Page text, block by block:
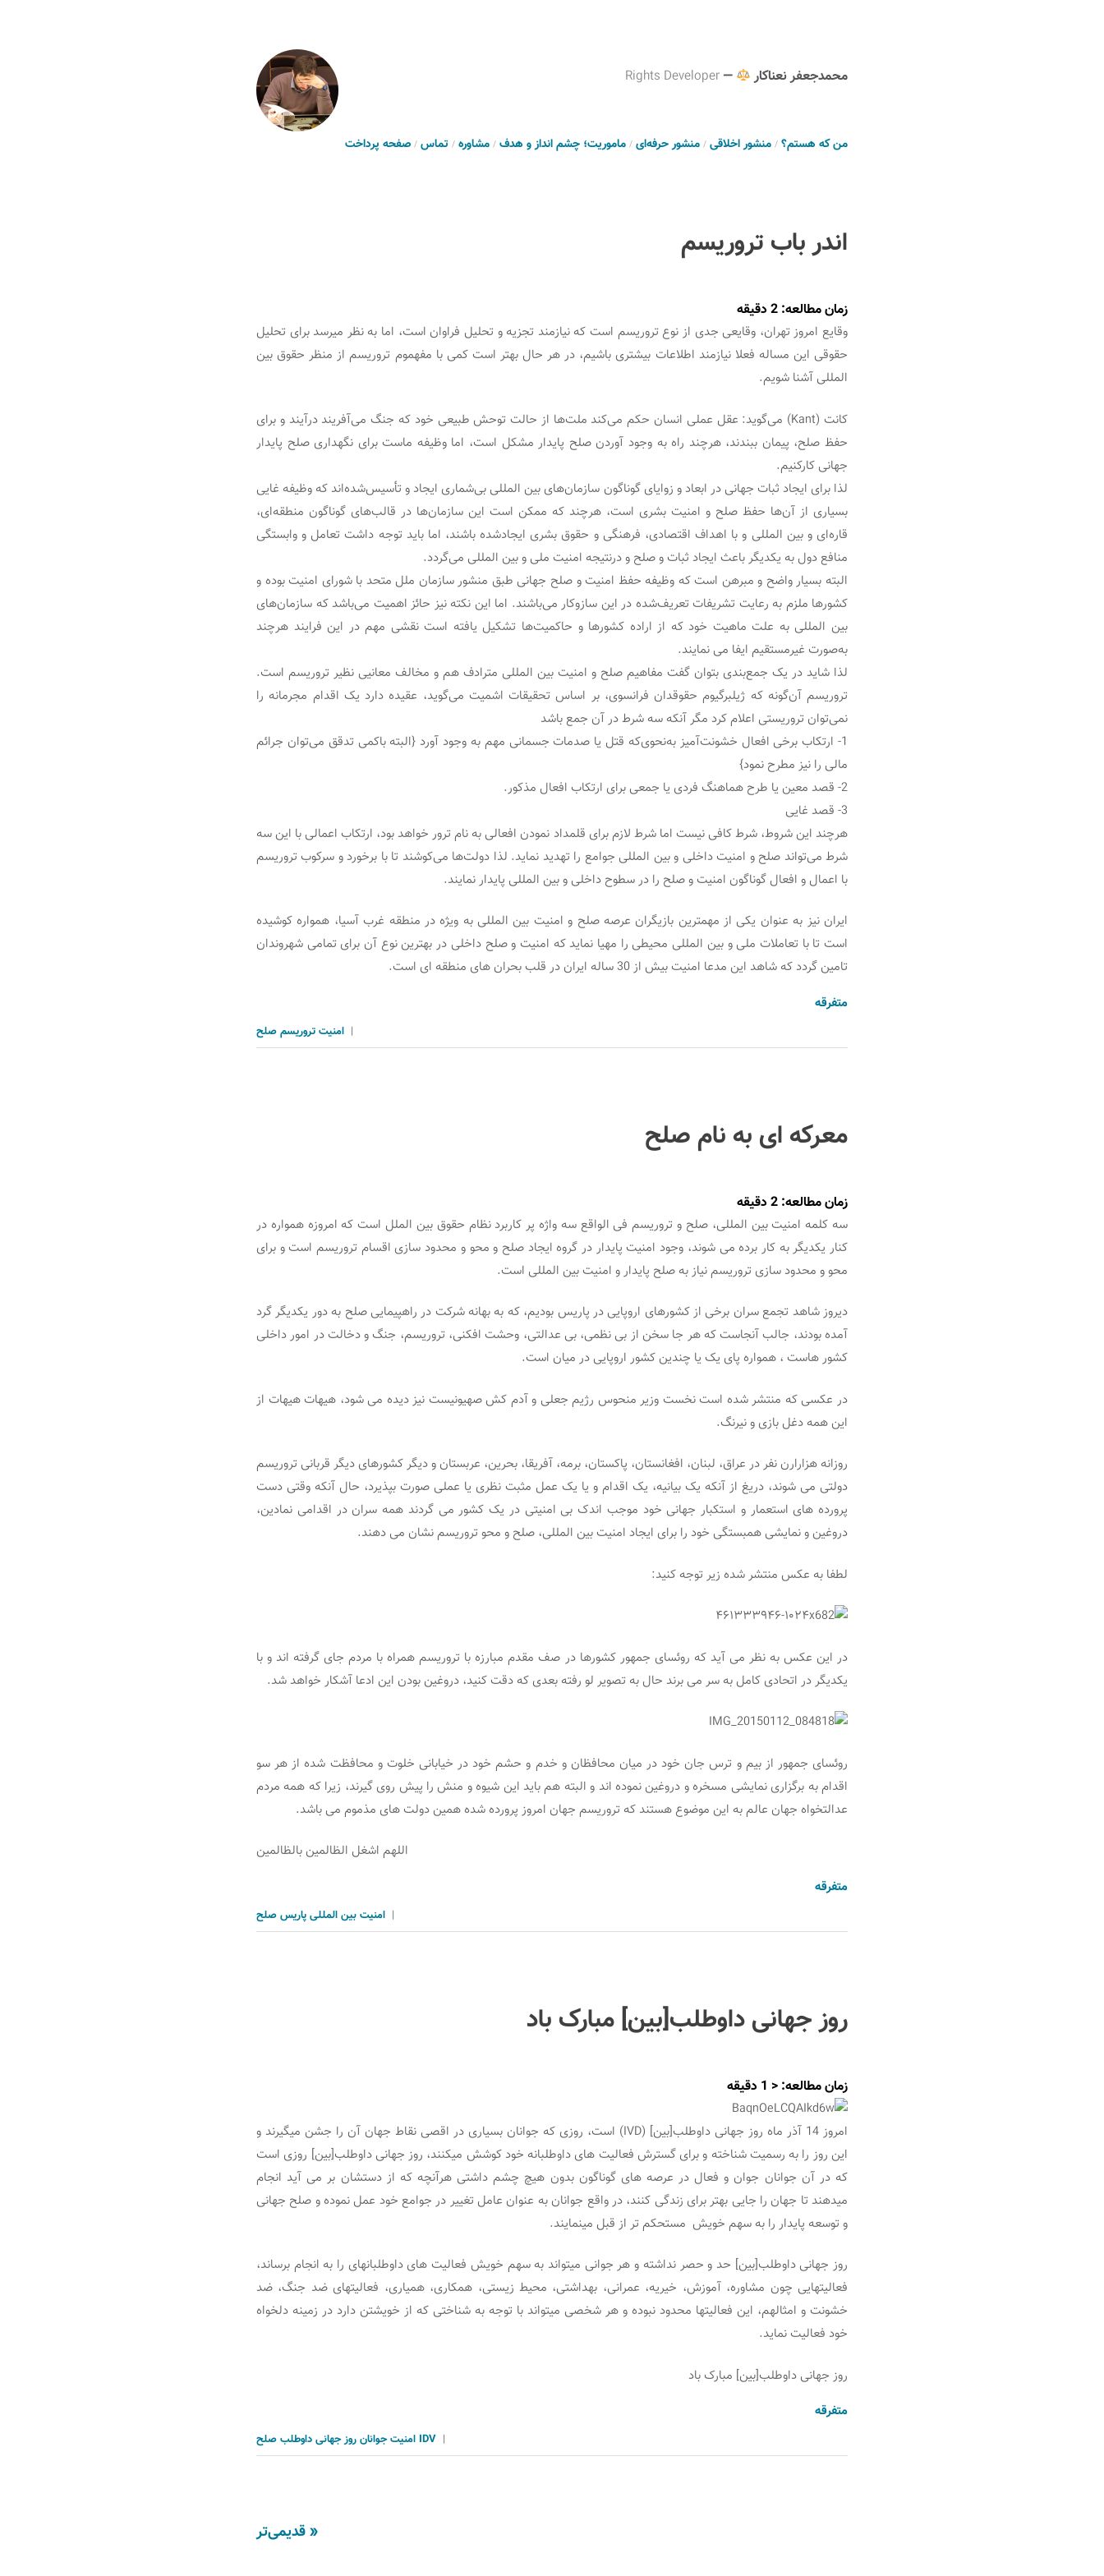
محمدجعفر نعناکار —
Rights Developer
من که هستم؟ منشور اخلاقی منشور حرفه‌ای ماموریت؛ چشم انداز و هدف مشاوره تماس صفحه پرداخت
اندر باب تروریسم
زمان مطالعه: 2 دقیقه
وقایع امروز تهران، وقایعی جدی از نوع تروریسم است که نیازمند تجزیه و تحلیل فراوان است، اما به نظر میرسد برای تحلیل
حقوقی این مساله فعلا نیازمند اطلاعات بیشتری باشیم، در هر حال بهتر است کمی با مفهموم تروریسم از منظر حقوق بین
المللی آشنا شویم.
کانت (Kant) می‌گوید: عقل عملی انسان حکم می‌کند ملت‌ها از حالت توحش طبیعی خود که جنگ می‌آفریند درآیند و برای
حفظ صلح، پیمان ببندند، هرچند راه به وجود آوردن صلح پایدار مشکل است، اما وظیفه ماست برای نگهداری صلح پایدار
جهانی کارکنیم.
لذا برای ایجاد ثبات جهانی در ابعاد و زوایای گوناگون سازمان‌های بین‏ المللی بی‌شماری ایجاد و تأسیس‌شده‌اند که وظیفه غایی
بسیاری از آن‌ها حفظ صلح و امنیت بشری است، هرچند که ممکن است این سازمان‌ها در قالب‌های گوناگون منطقه‌ای،
قاره‌ای و بین ‏المللی و با اهداف اقتصادی، فرهنگی و حقوق بشری ایجادشده باشند، اما باید توجه داشت تعامل و وابستگی
منافع دول به یکدیگر باعث ایجاد ثبات و صلح و درنتیجه امنیت ملی و بین‏ المللی می‌گردد.
البته بسیار واضح و مبرهن است که وظیفه حفظ امنیت و صلح جهانی طبق منشور سازمان ملل متحد با شورای امنیت بوده و
کشورها ملزم به رعایت تشریفات تعریف‌شده در این سازوکار می‌باشند. اما این نکته نیز حائز اهمیت می‌باشد که سازمان‌های
بین‏ المللی به علت ماهیت خود که از اراده کشورها و حاکمیت‌ها تشکیل یافته است نقشی مهم در این فرایند هرچند
به‌صورت غیرمستقیم ایفا می نمایند.
لذا شاید در یک جمع‌بندی بتوان گفت مفاهیم صلح و امنیت بین‏ المللی مترادف هم و مخالف معانیی نظیر تروریسم است.
تروریسم آن‌گونه که ژیلبرگیوم حقوقدان فرانسوی، بر اساس تحقیقات اشمیت می‌گوید، عقیده دارد یک اقدام مجرمانه را
نمی‌توان تروریستی اعلام کرد مگر آنکه سه شرط در آن جمع باشد
1- ارتکاب برخی افعال خشونت‌آمیز به‌نحوی‌که قتل یا صدمات جسمانی مهم به وجود آورد {البته باکمی تدقق می‌توان جرائم
مالی را نیز مطرح نمود}
2- قصد معین یا طرح هماهنگ فردی یا جمعی برای ارتکاب افعال مذکور.
3- قصد غایی
هرچند این شروط، شرط کافی نیست اما شرط لازم برای قلمداد نمودن افعالی به نام ترور خواهد بود، ارتکاب اعمالی با این سه
شرط می‌تواند صلح و امنیت داخلی و بین‏ المللی جوامع را تهدید نماید. لذا دولت‌ها می‌کوشند تا با برخورد و سرکوب تروریسم
با اعمال و افعال گوناگون امنیت و صلح را در سطوح داخلی و بین ‏المللی پایدار نمایند.
ایران نیز به عنوان یکی از مهمترین بازیگران عرصه صلح و امنیت بین المللی به ویژه در منطقه غرب آسیا، همواره کوشیده
است تا با تعاملات ملی و بین المللی محیطی را مهیا نماید که امنیت و صلح داخلی در بهترین نوع آن برای تمامی شهروندان
تامین گردد که شاهد این مدعا امنیت بیش از 30 ساله ایران در قلب بحران های منطقه ای است.
متفرقه
| امنیت تروریسم صلح
معرکه ای به نام صلح
زمان مطالعه: 2 دقیقه
سه کلمه امنیت بین المللی، صلح و تروریسم فی الواقع سه واژه پر کاربرد نظام حقوق بین الملل است که امروزه همواره در
کنار یکدیگر به کار برده می شوند، وجود امنیت پایدار در گروه ایجاد صلح و محو و محدود سازی اقسام تروریسم است و برای
محو و محدود سازی تروریسم نیاز به صلح پایدار و امنیت بین المللی است.
دیروز شاهد تجمع سران برخی از کشورهای اروپایی در پاریس بودیم، که به بهانه شرکت در راهپیمایی صلح به دور یکدیگر گرد
آمده بودند، جالب آنجاست که هر جا سخن از بی نظمی، بی عدالتی، وحشت افکنی، تروریسم، جنگ و دخالت در امور داخلی
کشور هاست ، همواره پای یک یا چندین کشور اروپایی در میان است.
در عکسی که منتشر شده است نخست وزیر منحوس رژیم جعلی و آدم کش صهیونیست نیز دیده می شود، هیهات هیهات از
این همه دغل بازی و نیرنگ.
روزانه هزارارن نفر در عراق، لبنان، افغانستان، پاکستان، برمه، آفریقا، بحرین، عربستان و دیگر کشورهای دیگر قربانی تروریسم
دولتی می شوند، دریغ از آنکه یک بیانیه، یک اقدام و یا یک عمل مثبت نظری یا عملی صورت بپذیرد، حال آنکه وقتی دست
پرورده های استعمار و استکبار جهانی خود موجب اندک بی امنیتی در یک کشور می گردند همه سران در اقدامی نمادین،
دروغین و نمایشی همبستگی خود را برای ایجاد امنیت بین المللی، صلح و محو تروریسم نشان می دهند.
لطفا به عکس منتشر شده زیر توجه کنید:
در این عکس به نظر می آید که روئسای جمهور کشورها در صف مقدم مبارزه با تروریسم همراه با مردم جای گرفته اند و با
یکدیگر در اتحادی کامل به سر می برند حال به تصویر لو رفته بعدی که دقت کنید، دروغین بودن این ادعا آشکار خواهد شد.
روئسای جمهور از بیم و ترس جان خود در میان محافظان و خدم و حشم خود در خیابانی خلوت و محافظت شده از هر سو
اقدام به برگزاری نمایشی مسخره و دروغین نموده اند و البته هم باید این شیوه و منش را پیش روی گیرند، زیرا که همه مردم
عدالتخواه جهان عالم به این موضوع هستند که تروریسم جهان امروز پرورده شده همین دولت های مذموم می باشد.
اللهم اشغل الظالمین بالظالمین
متفرقه
| امنیت بین المللی پاریس صلح
روز جهانی داوطلب[بین] مبارک باد
زمان مطالعه: < 1 دقیقه
امروز 14 آذر ماه روز جهانی داوطلب[بین] (IVD) است، روزی که جوانان بسیاری در اقصی نقاط جهان آن را جشن می‏گیرند و
این روز را به رسمیت شناخته و برای گسترش فعالیت های داوطلبانه خود کوشش می‏کنند، روز جهانی داوطلب[بین] روزی است
که در آن جوانان جوان و فعال در عرصه های گوناگون بدون هیچ چشم داشتی هرآنچه که از دستشان بر می آید انجام
می‏دهند تا جهان را جایی بهتر برای زندگی کنند، در واقع جوانان به عنوان عامل تغییر در جوامع خود عمل نموده و صلح جهانی
و توسعه پایدار را به سهم خویش مستحکم تر از قبل می‏نمایند.
روز جهانی داوطلب[بین] حد و حصر نداشته و هر جوانی می‏تواند به سهم خویش فعالیت های داوطلبانه‏ای را به انجام برساند،
فعالیت‏هایی چون مشاوره، آموزش، خیریه، عمرانی، بهداشتی، محیط زیستی، همکاری، همیاری، فعالیت‏های ضد جنگ، ضد
خشونت و امثالهم، این فعالیت‏ها محدود نبوده و هر شخصی می‏تواند با توجه به شناختی که از خویشتن دارد در زمینه دلخواه
خود فعالیت نماید.
روز جهانی داوطلب[بین] مبارک باد
متفرقه
|
IDV امنیت جوانان روز جهانی داوطلب صلح
« قدیمی‌تر